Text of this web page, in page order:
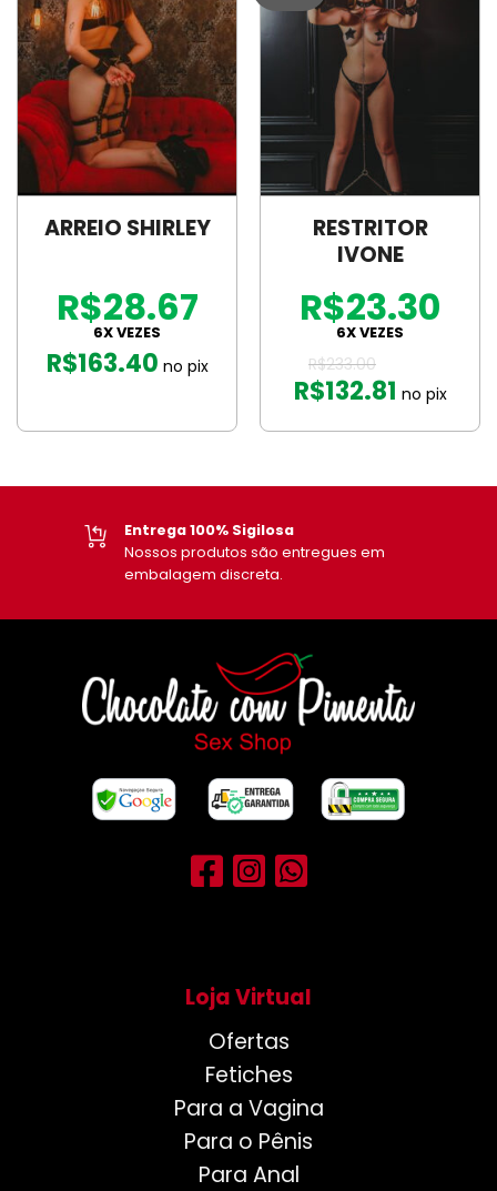
ARREIO SHIRLEY
R$163.40 no pix
R$28.67
6X VEZES
RESTRITOR
IVONE
R$233.00
R$132.81 no pix
R$23.30
6X VEZES
Suporte Profissional
Equipe de suporte pronta
para lhe atender.
Loja Virtual
Ofertas
Fetiches
Para a Vagina
Para o Pênis
Para Anal